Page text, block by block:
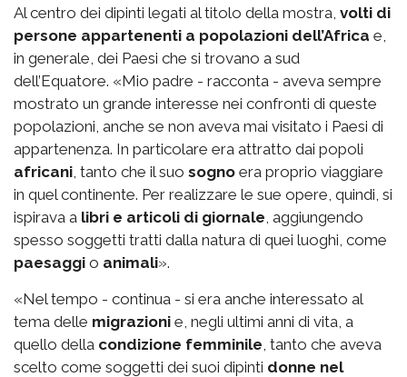
Al centro dei dipinti legati al titolo della mostra, volti di
persone appartenenti a popolazioni dell’Africa e,
in generale, dei Paesi che si trovano a sud
dell’Equatore. «Mio padre - racconta - aveva sempre
mostrato un grande interesse nei confronti di queste
popolazioni, anche se non aveva mai visitato i Paesi di
appartenenza. In particolare era attratto dai popoli
africani , tanto che il suo sogno era proprio viaggiare
in quel continente. Per realizzare le sue opere, quindi, si
ispirava a libri e articoli di giornale , aggiungendo
spesso soggetti tratti dalla natura di quei luoghi, come
paesaggi o animali».
«Nel tempo - continua - si era anche interessato al
tema delle migrazioni e, negli ultimi anni di vita, a
quello della condizione femminile , tanto che aveva
scelto come soggetti dei suoi dipinti donne nel